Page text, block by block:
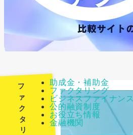
助成金・補助金
ファクタリング
ビジネスファイナンス
公的融資制度
お役立ち情報
金融機関
フ
ァ
ク
タ
リ